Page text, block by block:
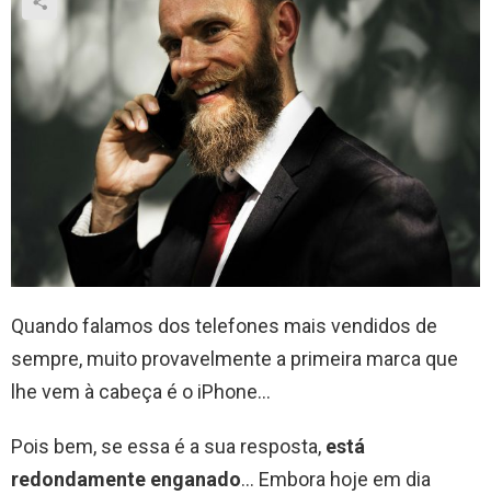
Quando falamos dos telefones mais vendidos de
sempre, muito provavelmente a primeira marca que
lhe vem à cabeça é o iPhone…
Pois bem, se essa é a sua resposta, está
redondamente enganado… Embora hoje em dia